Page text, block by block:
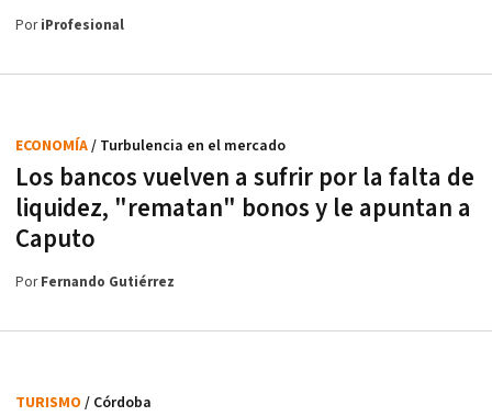
PoriProfesional
Los bancos vuelven a sufrir por la falta de
liquidez, "rematan" bonos y le apuntan a
Caputo
ECONOMÍA/ Turbulencia en el mercado
PorFernando Gutiérrez
TURISMO / Córdoba